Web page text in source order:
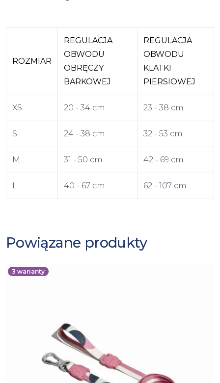
ROZMIAR
REGULACJA
OBWODU
OBRĘCZY
BARKOWEJ
REGULACJA
OBWODU
KLATKI
PIERSIOWEJ
XS 20 - 34 cm 23 - 38 cm
S 24 - 38 cm 32 - 53 cm
M 31 - 50 cm 42 - 69 cm
L 40 - 67 cm 62 - 107 cm
Powiązane produkty
3 warianty